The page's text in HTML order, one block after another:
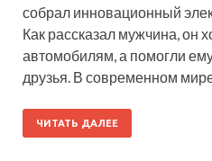
собрал инновационный
Как рассказал мужчина, он
автомобилям, а помогли
друзья. В современном
ЧИТАТЬ ДАЛЕЕ